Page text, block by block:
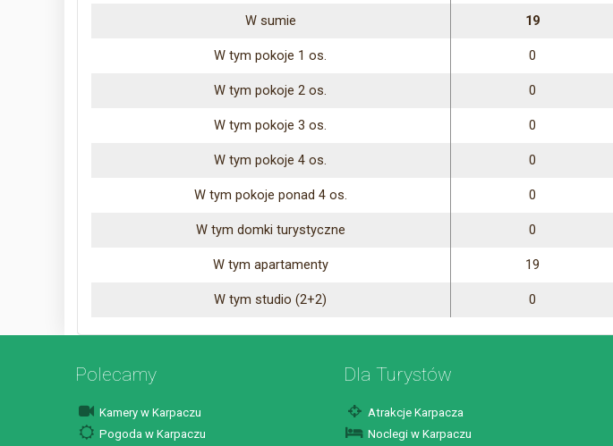
W sumie 19
W tym pokoje 1 os. 0
W tym pokoje 2 os. 0
W tym pokoje 3 os. 0
W tym pokoje 4 os. 0
W tym pokoje ponad 4 os. 0
W tym domki turystyczne 0
W tym apartamenty 19
W tym studio (2+2) 0
Polecamy
Kamery w Karpaczu
Pogoda w Karpaczu
Dla Turystów
Atrakcje Karpacza
Noclegi w Karpaczu